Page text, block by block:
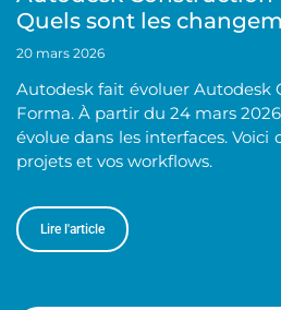
Quels sont les
20 mars 2026
Autodesk fait évoluer Autodesk
Forma. À partir du 24 mars
évolue dans les interfaces.
projets et vos workflows.
Lire l'article